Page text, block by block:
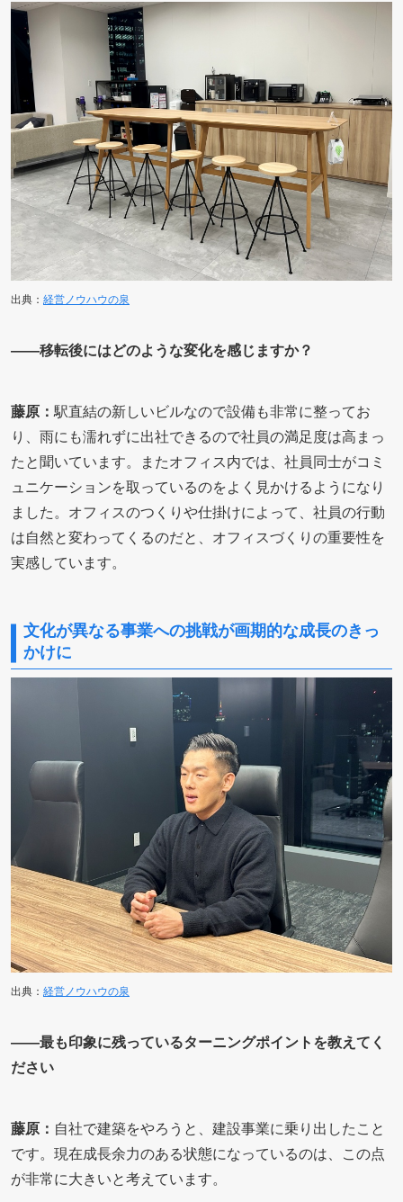
出典： 経営ノウハウの泉
――移転後にはどのような変化を感じますか？
藤原： 駅直結の新しいビルなので設備も非常に整ってお
り、雨にも濡れずに出社できるので社員の満足度は高まっ
たと聞いています。またオフィス内では、社員同士がコミ
ュニケーションを取っているのをよく見かけるようになり
ました。オフィスのつくりや仕掛けによって、社員の行動
は自然と変わってくるのだと、オフィスづくりの重要性を
実感しています。
文化が異なる事業への挑戦が画期的な成長のきっ
かけに
出典： 経営ノウハウの泉
――最も印象に残っているターニングポイントを教えてく
ださい
藤原： 自社で建築をやろうと、建設事業に乗り出したこと
です。現在成長余力のある状態になっているのは、この点
が非常に大きいと考えています。